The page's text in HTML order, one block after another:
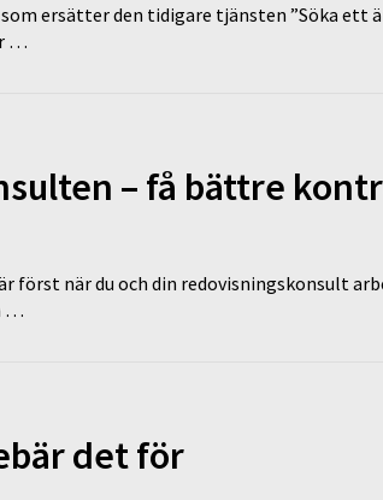
ersätter den tidigare tjänsten ”Söka ett
…
– få bättre
först när du och din redovisningskonsult
…
det för